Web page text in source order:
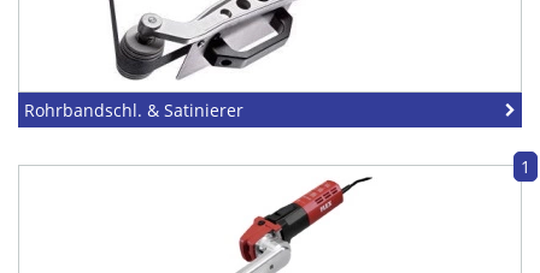
Rohrbandschl. & Satinierer
1